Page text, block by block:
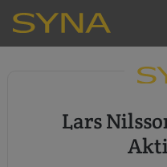
Lars Nilsson Konsultbyrå